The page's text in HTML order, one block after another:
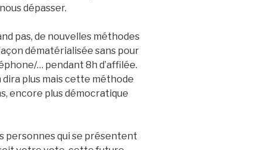
dépasser.
pas, de nouvelles méthodes
dématérialisée sans pour
… pendant 8h d’affilée.
plus mais cette méthode
encore plus démocratique
personnes qui se présentent